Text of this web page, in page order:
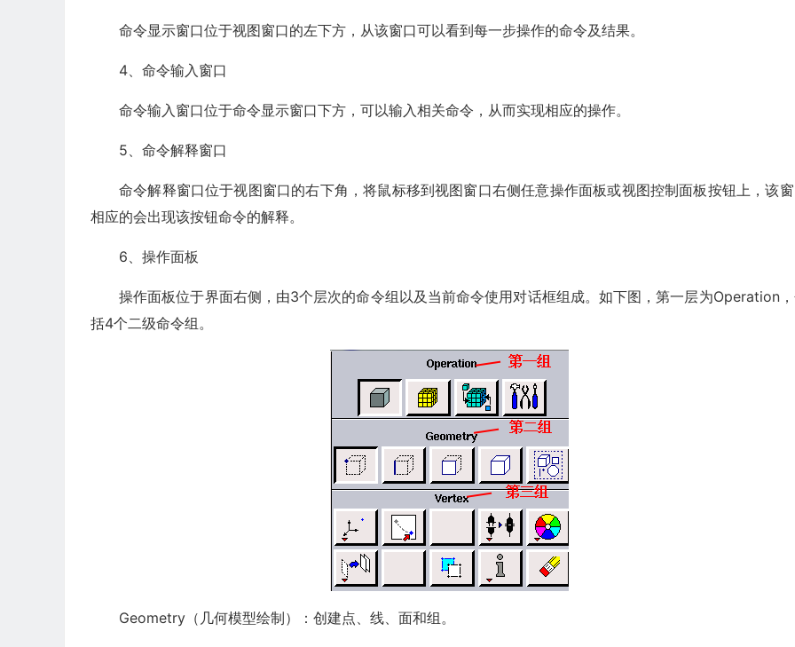
命令显示窗口位于视图窗口的左下方，从该窗口可以看到每一步操作的命令及结果。
4、命令输入窗口
命令输入窗口位于命令显示窗口下方，可以输入相关命令，从而实现相应的操作。
5、命令解释窗口
命令解释窗口位于视图窗口的右下角，将鼠标移到视图窗口右侧任意操作面板或视图控制面板按钮上，该
相应的会出现该按钮命令的解释。
6、操作面板
操作面板位于界面右侧，由3个层次的命令组以及当前命令使用对话框组成。如下图，第一层为Operation
括4个二级命令组。
Geometry（几何模型绘制）：创建点、线、面和组。